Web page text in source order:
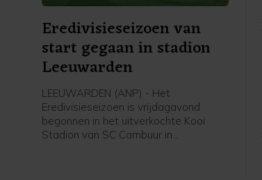
Eredivisieseizoen van
start gegaan in stadion
Leeuwarden
LEEUWARDEN (ANP) - Het
Eredivisieseizoen is vrijdagavond
begonnen in het uitverkochte Kooi
Stadion van SC Cambuur in